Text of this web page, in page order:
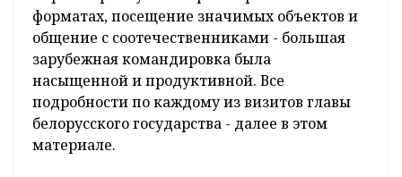
форматах, посещение значимых объектов и
общение с соотечественниками - большая
зарубежная командировка была
насыщенной и продуктивной. Все
подробности по каждому из визитов главы
белорусского государства - далее в этом
материале.